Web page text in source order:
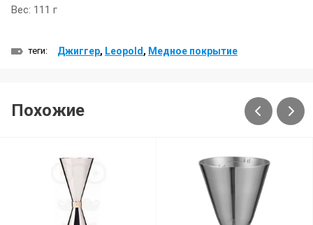
Вес: 111 г
теги: Джиггер, Leopold , Медное покрытие
Похожие